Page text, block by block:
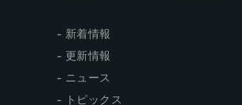
新着情報
更新情報
ニュース
トピックス